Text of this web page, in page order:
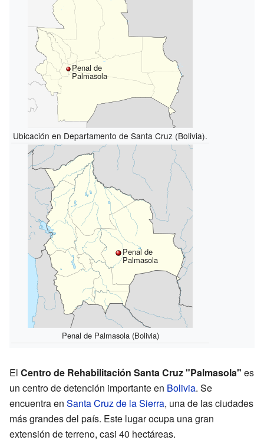
Penal de
Palmasola
Ubicación en Departamento de Santa Cruz (Bolivia).
Penal de
Palmasola
Penal de Palmasola (Bolivia)
El Centro de Rehabilitación Santa Cruz "Palmasola" es
un centro de detención importante en Bolivia. Se
encuentra en Santa Cruz de la Sierra, una de las ciudades
más grandes del país. Este lugar ocupa una gran
extensión de terreno, casi 40 hectáreas.